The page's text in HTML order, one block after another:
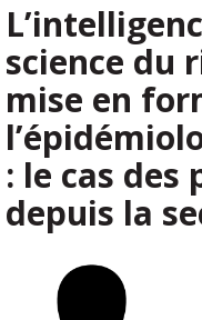
science du
mise en
: le cas des
depuis la